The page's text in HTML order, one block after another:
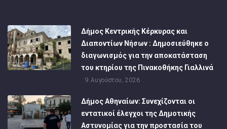
Δήμος Κεντρικής Κέρκυρας και
Διαποντίων Νήσων : Δημοσιεύθηκε ο
διαγωνισμός για την αποκατάσταση
του κτηρίου της Πινακοθήκης Γιαλλινά
9 Αυγούστου, 2026
Δήμος Αθηναίων: Συνεχίζονται οι
εντατικοί έλεγχοι της Δημοτικής
Αστυνομίας για την προστασία του